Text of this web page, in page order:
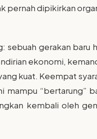
pernah dipikirkan
sebuah gerakan baru
ekonomi,
kuat. Keempat
mampu “bertarung”
kembali oleh